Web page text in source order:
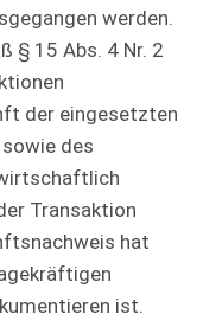
werden.
§ 15 Abs. 4 Nr. 2
der eingesetzten
des
Transaktion
hat
ist.